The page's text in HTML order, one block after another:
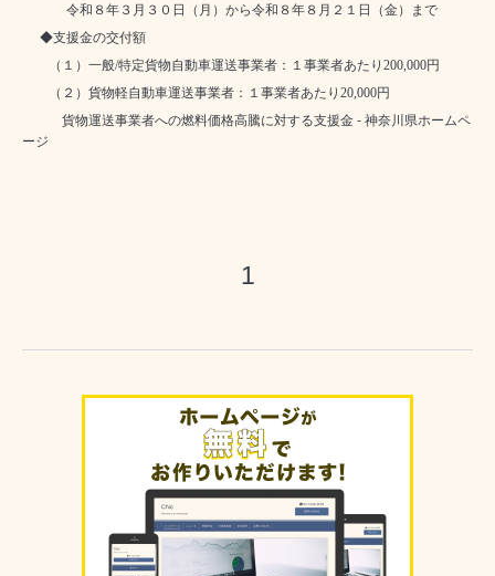
令和８年３月 ３０ 日（月）から令和８年８月 ２１ 日（金）まで
◆支援金の交付額
（１）一般/特定貨物自動車運送事業者：１事業者あたり200,000円
（２）貨物軽自動車運送事業者：１事業者あたり20,000円
貨物運送事業者への燃料価格高騰に対する支援金 - 神奈川県ホームペ
ージ
1